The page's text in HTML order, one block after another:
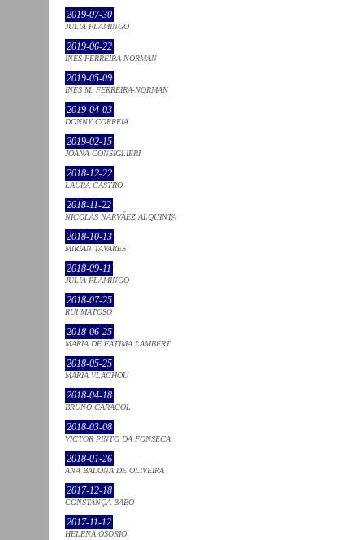
2019-07-30
JULIA FLAMINGO
2019-06-22
INÊS FERREIRA-NORMAN
2019-05-09
INÊS M. FERREIRA-NORMAN
2019-04-03
DONNY CORREIA
2019-02-15
JOANA CONSIGLIERI
2018-12-22
LAURA CASTRO
2018-11-22
NICOLÁS NARVÁEZ ALQUINTA
2018-10-13
MIRIAN TAVARES
2018-09-11
JULIA FLAMINGO
2018-07-25
RUI MATOSO
2018-06-25
MARIA DE FÁTIMA LAMBERT
2018-05-25
MARIA VLACHOU
2018-04-18
BRUNO CARACOL
2018-03-08
VICTOR PINTO DA FONSECA
2018-01-26
ANA BALONA DE OLIVEIRA
2017-12-18
CONSTANÇA BABO
2017-11-12
HELENA OSÓRIO